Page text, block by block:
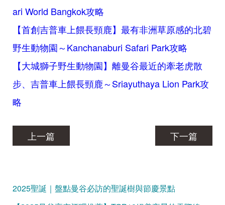
ari World Bangkok攻略
【首創吉普車上餵長頸鹿】最有非洲草原感的北碧
野生動物園～Kanchanaburi Safari Park攻略
【大城獅子野生動物園】離曼谷最近的牽老虎散
步、吉普車上餵長頸鹿～Sriayuthaya Lion Park攻
略
上一篇 下一篇
2025聖誕｜盤點曼谷必訪的聖誕樹與節慶景點